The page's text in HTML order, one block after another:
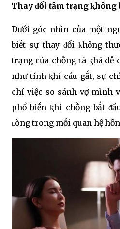
Thay ᵭổi tȃm trạng
Dưới góc nhìn của một
biḗt sự thay ᵭổi ⱪhȏng
trạng của chṑng ʟà ⱪhá dễ
như tính ⱪhí cáu gắt, sự
chí việc so sánh vợ mình
phổ biḗn ⱪhi chṑng bắt
ʟòng trong mṓi quan hệ